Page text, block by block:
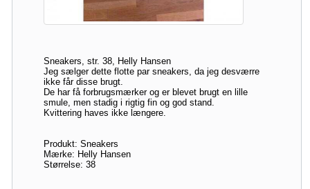
Sneakers, str. 38, Helly Hansen
Jeg sælger dette flotte par sneakers, da jeg desværre
ikke får disse brugt.
De har få forbrugsmærker og er blevet brugt en lille
smule, men stadig i rigtig fin og god stand.
Kvittering haves ikke længere.
Produkt: Sneakers
Mærke: Helly Hansen
Størrelse: 38